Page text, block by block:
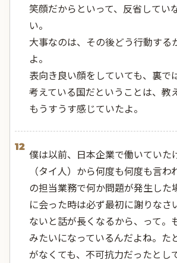
笑顔だからといって、反省してい
い。
大事なのは、その後どう行動する
よ。
表向き良い顔をしていても、裏で
考えている国だということは、教
もうすうす感じていたよ。
12
僕は以前、日本企業で働いていた
（タイ人）から何度も何度も言
の担当業務で何か問題が発生した
に会った時は必ず最初に謝りなさ
ないと話が長くなるから、って。
みたいになっているんだよね。た
がなくても、不可抗力だったとし